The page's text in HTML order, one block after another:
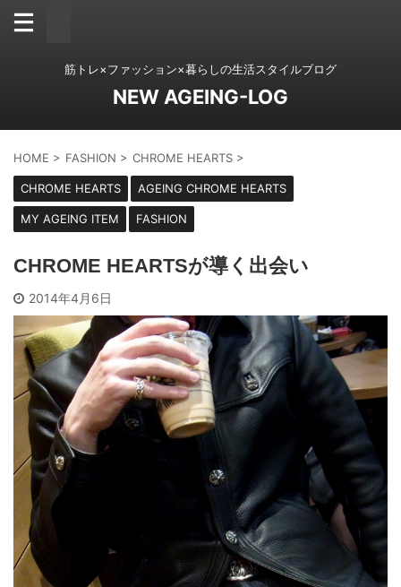
筋トレ×ファッション×暮らしの生活スタイルブログ
NEW AGEING-LOG
HOME > FASHION > CHROME HEARTS >
CHROME HEARTS AGEING CHROME HEARTS
MY AGEING ITEM FASHION
CHROME HEARTSが導く出会い
2014年4月6日